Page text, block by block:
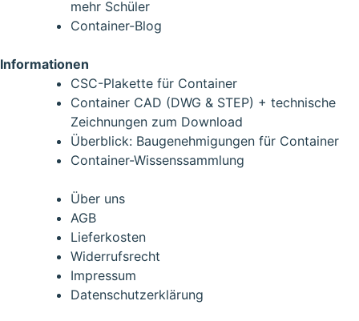
mehr Schüler
Container-Blog
Informationen
CSC-Plakette für Container
Container CAD (DWG & STEP) + technische
Zeichnungen zum Download
Überblick: Baugenehmigungen für Container
Container-Wissenssammlung
Über uns
AGB
Lieferkosten
Widerrufsrecht
Impressum
Datenschutzerklärung